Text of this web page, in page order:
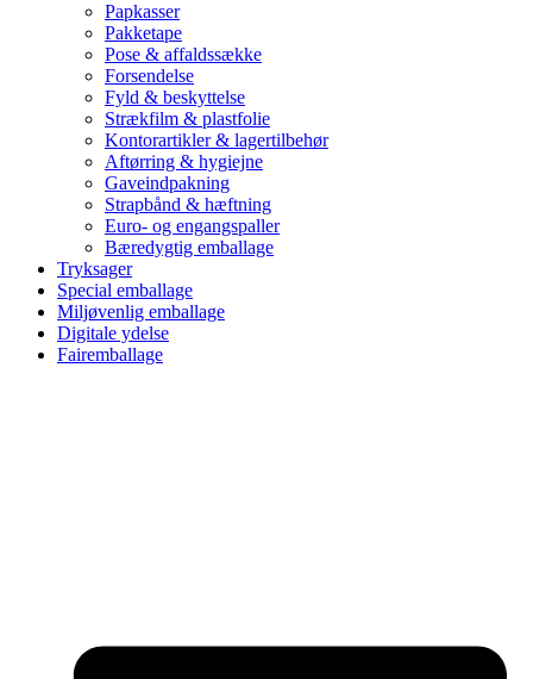
Papkasser
Pakketape
Pose & affaldssække
Forsendelse
Fyld & beskyttelse
Strækfilm & plastfolie
Kontorartikler & lagertilbehør
Aftørring & hygiejne
Gaveindpakning
Strapbånd & hæftning
Euro- og engangspaller
Bæredygtig emballage
Tryksager
Special emballage
Miljøvenlig emballage
Digitale ydelse
Fairemballage